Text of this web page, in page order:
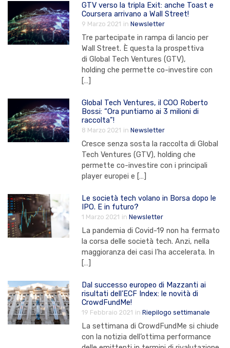
GTV verso la tripla Exit: anche Toast e
Coursera arrivano a Wall Street!
9 Marzo 2021 in Newsletter
Tre partecipate in rampa di lancio per
Wall Street. È questa la prospettiva
di Global Tech Ventures (GTV),
holding che permette co-investire con
[…]
Global Tech Ventures, il COO Roberto
Bossi: “Ora puntiamo ai 3 milioni di
raccolta”!
8 Marzo 2021 in Newsletter
Cresce senza sosta la raccolta di Global
Tech Ventures (GTV), holding che
permette co-investire con i principali
player europei e […]
Le società tech volano in Borsa dopo le
IPO. E in futuro?
1 Marzo 2021 in Newsletter
La pandemia di Covid-19 non ha fermato
la corsa delle società tech. Anzi, nella
maggioranza dei casi l’ha accelerata. In
[…]
Dal successo europeo di Mazzanti ai
risultati dell’ECF Index: le novità di
CrowdFundMe!
19 Febbraio 2021 in Riepilogo settimanale
La settimana di CrowdFundMe si chiude
con la notizia dell’ottima performance